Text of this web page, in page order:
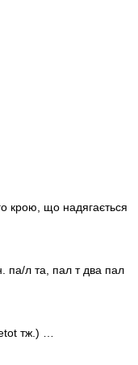
крою, що надягається
па/л та, пал т два пал
тж.) …